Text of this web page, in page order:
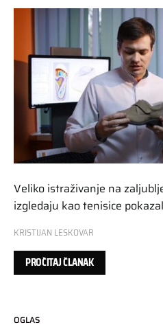
Veliko istraživanje na
izgledaju kao tenisice
KRISTIJAN LESKOVAR
PROČITAJ ČLANAK
OGLAS